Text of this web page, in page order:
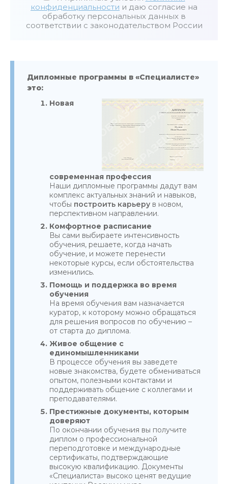
конфиденциальности и даю согласие на
обработку персональных данных в
соответствии с законодательством России
Дипломные программы в «Специалисте»
это:
Новая
современная профессия
Наши дипломные программы дадут вам
комплекс актуальных знаний и навыков,
чтобы построить карьеру в новом,
перспективном направлении.
Комфортное расписание
Вы сами выбираете интенсивность
обучения, решаете, когда начать
обучение, и можете перенести
некоторые курсы, если обстоятельства
изменились.
Помощь и поддержка во время
обучения
На время обучения вам назначается
куратор, к которому можно обращаться
для решения вопросов по обучению –
от старта до диплома.
Живое общение с
единомышленниками
В процессе обучения вы заведете
новые знакомства, будете обмениваться
опытом, полезными контактами и
поддерживать общение с коллегами и
преподавателями.
Престижные документы, которым
доверяют
По окончании обучения вы получите
диплом о профессиональной
переподготовке и международные
сертификаты, подтверждающие
высокую квалификацию. Документы
«Специалиста» высоко ценят ведущие